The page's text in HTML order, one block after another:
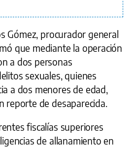
Gómez, procurador general
que mediante la operación
a dos personas
sexuales, quienes
a dos menores de edad,
reporte de desaparecida.
fiscalías superiores
de allanamiento en